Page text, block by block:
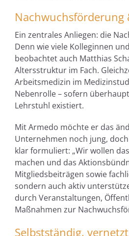
Nachwuchsförderung
Ein zentrales Anliegen: die
Denn wie viele Kolleginnen
beobachtet auch Matthias
Altersstruktur im Fach.
Arbeitsmedizin im
Nebenrolle – sofern
Lehrstuhl existiert.
Mit Armedo möchte er das
Unternehmen noch jung,
klar formuliert: „Wir wollen
machen und das
Mitgliedsbeiträgen sowie
sondern auch aktiv
durch Veranstaltungen,
Maßnahmen zur
Selbstständig,